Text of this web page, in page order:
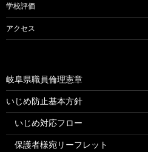
学校評価
アクセス
岐阜県職員倫理憲章
いじめ防止基本方針
いじめ対応フロー
保護者様宛リーフレット